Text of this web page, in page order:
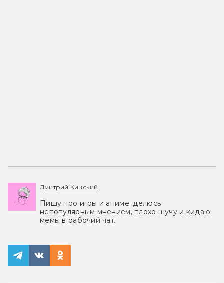
Дмитрий Кинский
Пишу про игры и аниме, делюсь
непопулярным мнением, плохо шучу и кидаю
мемы в рабочий чат.